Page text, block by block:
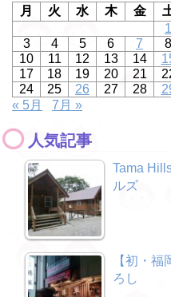
月
火 水 木 金
1
3
4 5 6 7 8
10
11 12 13 14
17
18 19 20 21
24
25 26 27 28
« 5月
7月 »
人気記事
Tama
ルズ
【初・
ろし